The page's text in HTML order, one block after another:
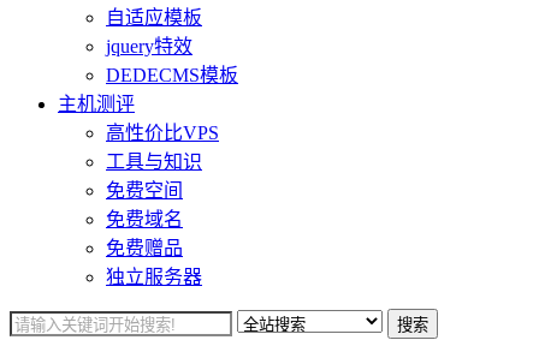
自适应模板
jquery特效
DEDECMS模板
主机测评
高性价比VPS
工具与知识
免费空间
免费域名
免费赠品
独立服务器
搜索